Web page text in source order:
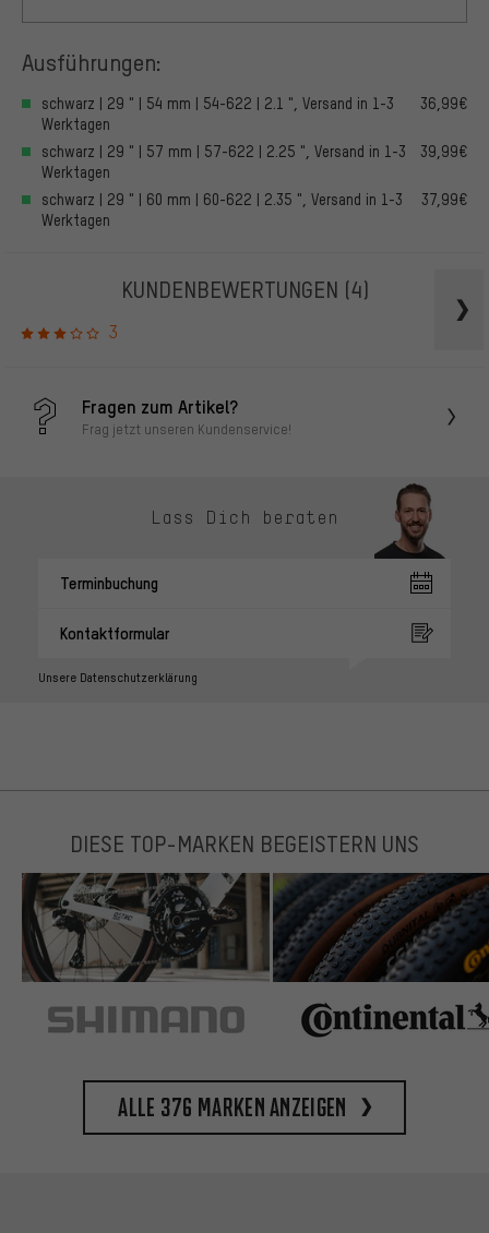
Ausführungen:
schwarz | 29 " | 54 mm | 54-622 | 2.1 ", Versand in 1-3
Werktagen
36,99€
schwarz | 29 " | 57 mm | 57-622 | 2.25 ", Versand in 1-3
Werktagen
39,99€
schwarz | 29 " | 60 mm | 60-622 | 2.35 ", Versand in 1-3
Werktagen
37,99€
KUNDENBEWERTUNGEN (4)
3
Fragen zum Artikel?
Frag jetzt unseren Kundenservice!
Lass Dich beraten
Terminbuchung
Kontaktformular
Unsere Datenschutzerklärung
DIESE TOP-MARKEN BEGEISTERN UNS
Alle 376 Marken anzeigen